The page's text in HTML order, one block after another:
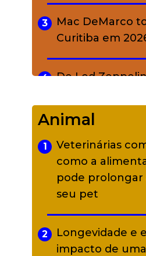
3
Mac DeMarco
Curitiba em
4
De Led
diverso a partir
5
Adriana
alter ego
em Curitiba
Animal
1
Veterinárias
como a
pode prolongar
seu pet
2
Longevidade e
impacto de